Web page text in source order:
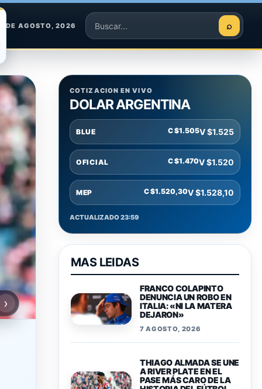
DE AGOSTO, 2026
Buscar
⌕
›
COTIZACION EN VIVO
DOLAR ARGENTINA
BLUE C $1.505V $1.525
OFICIAL C $1.470V $1.520
MEP C $1.520,30V $1.528,10
ACTUALIZADO 23:59
MAS LEIDAS
FRANCO COLAPINTO
DENUNCIA UN ROBO EN
ITALIA: «NI LA MATERA
DEJARON»
7 AGOSTO, 2026
THIAGO ALMADA SE UNE
A RIVER PLATE EN EL
PASE MÁS CARO DE LA